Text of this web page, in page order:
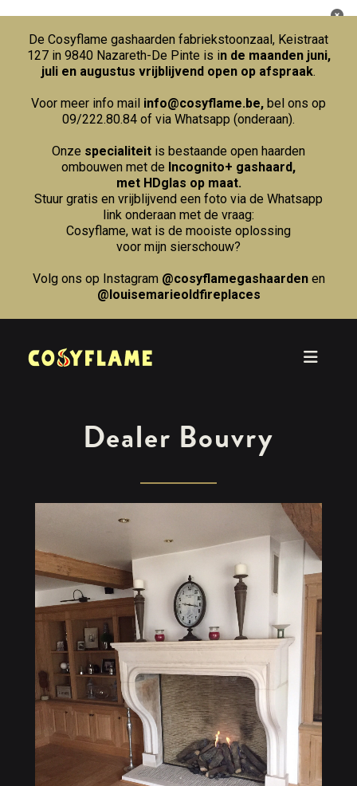
De Cosyflame gashaarden fabriekstoonzaal, Keistraat
127 in 9840 Nazareth-De Pinte is in de maanden juni,
juli en augustus vrijblijvend open op afspraak.
Voor meer info mail info@cosyflame.be, bel ons op
09/222.80.84 of via Whatsapp (onderaan).
Onze specialiteit is bestaande open haarden
ombouwen met de Incognito+ gashaard,
met HDglas op maat.
Stuur gratis en vrijblijvend een foto via de Whatsapp
link onderaan met de vraag:
Cosyflame, wat is de mooiste oplossing
voor mijn sierschouw?
Volg ons op Instagram @cosyflamegashaardenen
@louisemarieoldfireplaces
Dealer Bouvry